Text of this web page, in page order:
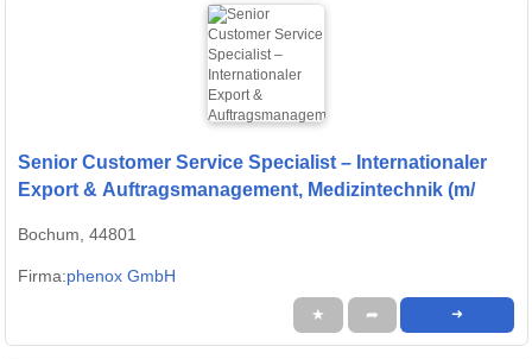
Senior Customer Service Specialist – Internationaler
Export & Auftragsmanagement, Medizintechnik (m/
Bochum, 44801
Firma:phenox GmbH
★ ➦ ➜